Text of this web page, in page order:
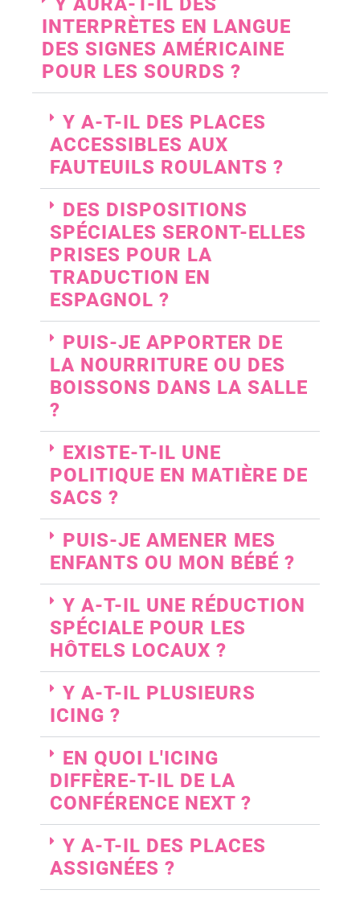
INTERPRÈTES EN LANGUE
DES SIGNES AMÉRICAINE
POUR LES SOURDS ?
Y A-T-IL DES PLACES
ACCESSIBLES AUX
FAUTEUILS ROULANTS ?
DES DISPOSITIONS
SPÉCIALES SERONT-ELLES
PRISES POUR LA
TRADUCTION EN
ESPAGNOL ?
PUIS-JE APPORTER DE
LA NOURRITURE OU DES
BOISSONS DANS LA SALLE
?
EXISTE-T-IL UNE
POLITIQUE EN MATIÈRE DE
SACS ?
PUIS-JE AMENER MES
ENFANTS OU MON BÉBÉ ?
Y A-T-IL UNE RÉDUCTION
SPÉCIALE POUR LES
HÔTELS LOCAUX ?
Y A-T-IL PLUSIEURS
ICING ?
EN QUOI L'ICING
DIFFÈRE-T-IL DE LA
CONFÉRENCE NEXT ?
Y A-T-IL DES PLACES
ASSIGNÉES ?